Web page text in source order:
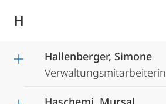
H
Hallenberger, Simone
Verwaltungsmitarbeiterin